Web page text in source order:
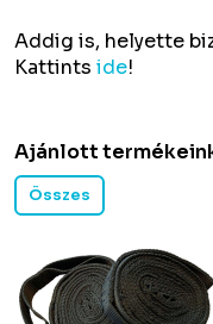
Addig is, helyette
Kattints ide!
Ajánlott
Összes